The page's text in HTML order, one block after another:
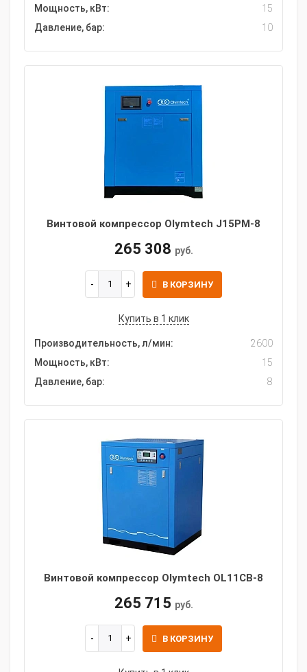
Мощность, кВт:
15
Давление, бар:
10
Винтовой компрессор Olymtech J15PM-8
265 308 руб.
В КОРЗИНУ
Купить в 1 клик
Производительность, л/мин:
2600
Мощность, кВт:
15
Давление, бар:
8
Винтовой компрессор Olymtech OL11CB-8
265 715 руб.
В КОРЗИНУ